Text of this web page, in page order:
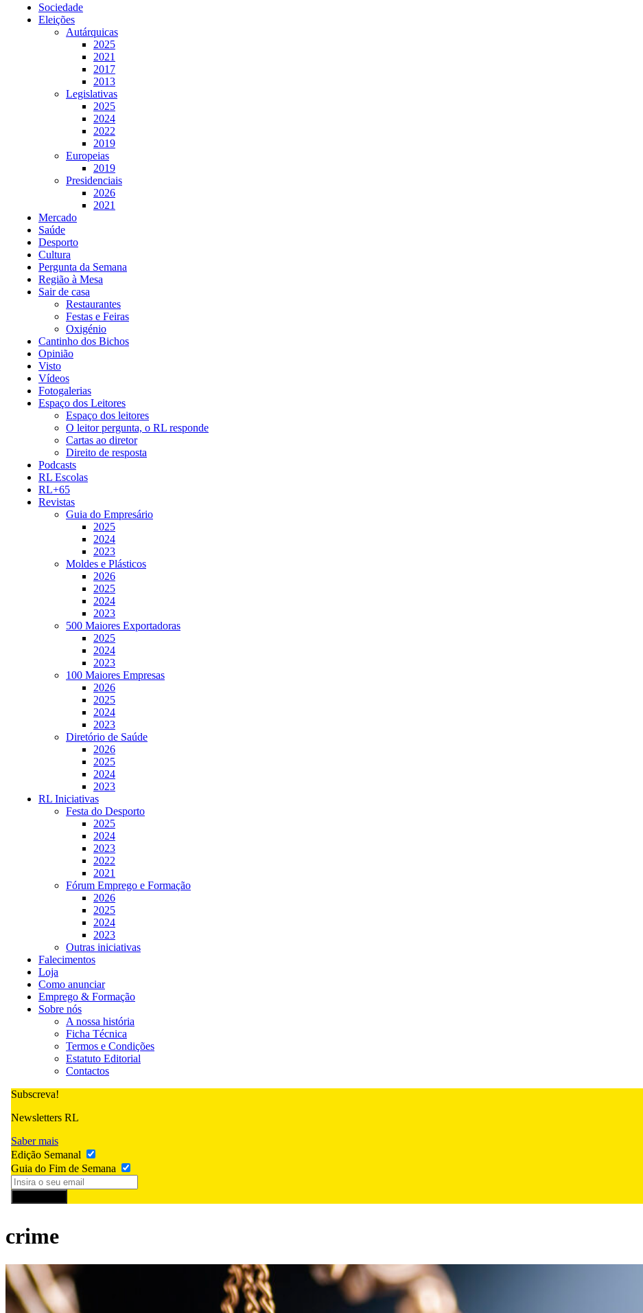
Sociedade
Eleições
Autárquicas
2025
2021
2017
2013
Legislativas
2025
2024
2022
2019
Europeias
2019
Presidenciais
2026
2021
Mercado
Saúde
Desporto
Cultura
Pergunta da Semana
Região à Mesa
Sair de casa
Restaurantes
Festas e Feiras
Oxigénio
Cantinho dos Bichos
Opinião
Visto
Vídeos
Fotogalerias
Espaço dos Leitores
Espaço dos leitores
O leitor pergunta, o RL responde
Cartas ao diretor
Direito de resposta
Podcasts
RL Escolas
RL+65
Revistas
Guia do Empresário
2025
2024
2023
Moldes e Plásticos
2026
2025
2024
2023
500 Maiores Exportadoras
2025
2024
2023
100 Maiores Empresas
2026
2025
2024
2023
Diretório de Saúde
2026
2025
2024
2023
RL Iniciativas
Festa do Desporto
2025
2024
2023
2022
2021
Fórum Emprego e Formação
2026
2025
2024
2023
Outras iniciativas
Falecimentos
Loja
Como anunciar
Emprego & Formação
Sobre nós
A nossa história
Ficha Técnica
Termos e Condições
Estatuto Editorial
Contactos
Subscreva!
Newsletters RL
Saber mais
Edição Semanal
Guia do Fim de Semana
crime